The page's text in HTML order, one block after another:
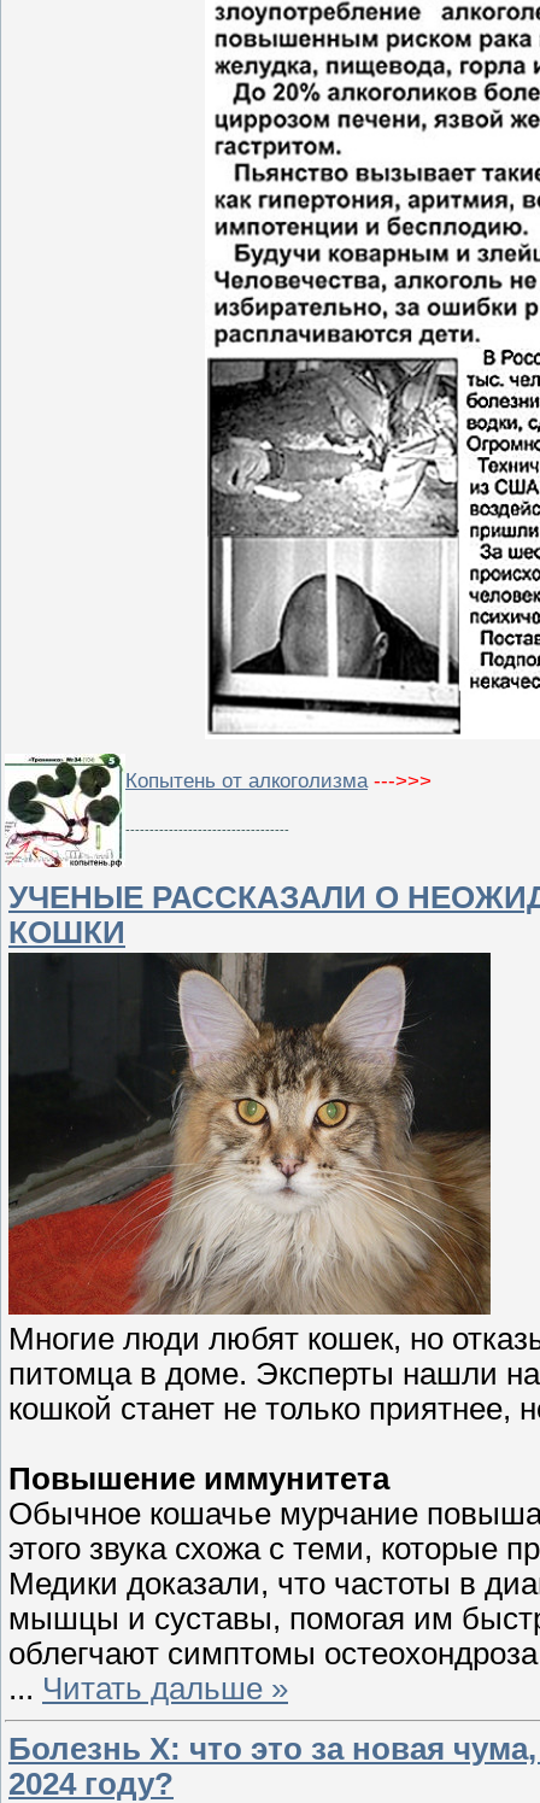
Копытень от алкоголизма --->>>
----------------------------------
УЧЕНЫЕ РАССКАЗАЛИ О
КОШКИ
Многие люди любят кошек, но
питомца в доме. Эксперты нашли
кошкой станет не только приятнее,
Повышение иммунитета
Обычное кошачье мурчание
этого звука схожа с теми, которые
Медики доказали, что частоты в
мышцы и суставы, помогая им
облегчают симптомы
... Читать дальше »
Болезнь Х: что это за новая
2024 году?